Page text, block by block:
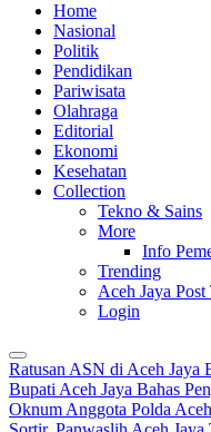
Home
Nasional
Politik
Pendidikan
Pariwisata
Olahraga
Editorial
Ekonomi
Kesehatan
Collection
Tekno & Sains
More
Info
Trending
Aceh Jaya
Login
Ratusan ASN di Aceh Jaya
Bupati Aceh Jaya Bahas
Oknum Anggota Polda